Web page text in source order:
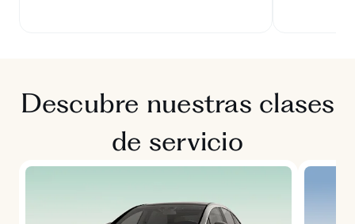
Descubre nuestras clases
de servicio